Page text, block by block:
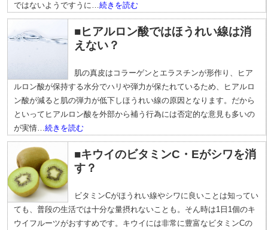
ではないようですうに…続きを読む
■ヒアルロン酸ではほうれい線は消
えない？
肌の真皮はコラーゲンとエラスチンが形作り、ヒア
ルロン酸が保持する水分でハリや弾力が保たれているため、ヒアルロ
ン酸が減ると肌の弾力が低下しほうれい線の原因となります。だから
といってヒアルロン酸を外部から補う行為には否定的な意見も多いの
が実情…続きを読む
■キウイのビタミンC・Eがシワを消
す？
ビタミンCがほうれい線やシワに良いことは知ってい
ても、普段の生活では十分な量摂れないことも。そん時は1日1個のキ
ウイフルーツがおすすめです。キウイには非常に豊富なビタミンCの